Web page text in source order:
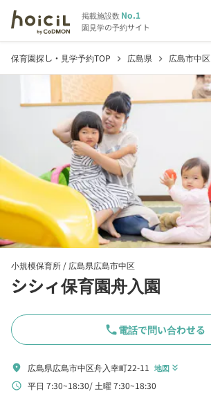
掲載施設数No.1
園見学の予約サイト
保育園探し・見学予約TOP chevron_right 広島県 chevron_right 広島市中区
小規模保育所 / 広島県広島市中区
シシィ保育園舟入園
phone電話で問い合わせる
location_on 広島県広島市中区舟入幸町22-11 地図 keyboard_double_arrow_down
schedule 平日 7:30~18:30 土曜 7:30~18:30